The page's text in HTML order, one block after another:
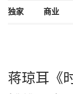
独家 商业
蒋琼耳《